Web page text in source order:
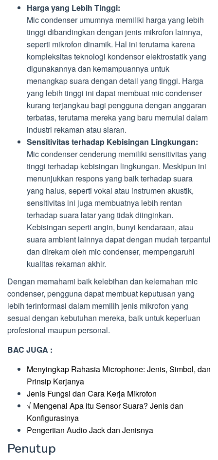
Harga yang Lebih Tinggi:
Mic condenser umumnya memiliki harga yang lebih
tinggi dibandingkan dengan jenis mikrofon lainnya,
seperti mikrofon dinamik. Hal ini terutama karena
kompleksitas teknologi kondensor elektrostatik yang
digunakannya dan kemampuannya untuk
menangkap suara dengan detail yang tinggi. Harga
yang lebih tinggi ini dapat membuat mic condenser
kurang terjangkau bagi pengguna dengan anggaran
terbatas, terutama mereka yang baru memulai dalam
industri rekaman atau siaran.
Sensitivitas terhadap Kebisingan Lingkungan:
Mic condenser cenderung memiliki sensitivitas yang
tinggi terhadap kebisingan lingkungan. Meskipun ini
menunjukkan respons yang baik terhadap suara
yang halus, seperti vokal atau instrumen akustik,
sensitivitas ini juga membuatnya lebih rentan
terhadap suara latar yang tidak diinginkan.
Kebisingan seperti angin, bunyi kendaraan, atau
suara ambient lainnya dapat dengan mudah terpantul
dan direkam oleh mic condenser, mempengaruhi
kualitas rekaman akhir.
Dengan memahami baik kelebihan dan kelemahan mic
condenser, pengguna dapat membuat keputusan yang
lebih terinformasi dalam memilih jenis mikrofon yang
sesuai dengan kebutuhan mereka, baik untuk keperluan
profesional maupun personal.
BAC JUGA :
Menyingkap Rahasia Microphone: Jenis, Simbol, dan
Prinsip Kerjanya
Jenis Fungsi dan Cara Kerja Mikrofon
√ Mengenal Apa itu Sensor Suara? Jenis dan
Konfigurasinya
Pengertian Audio Jack dan Jenisnya
Penutup